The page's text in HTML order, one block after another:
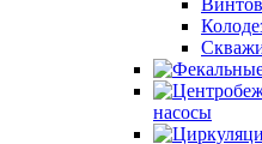
насосы